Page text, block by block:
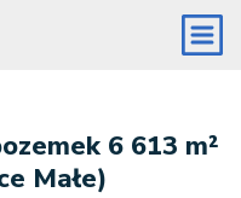
6 613 m²
Małe)